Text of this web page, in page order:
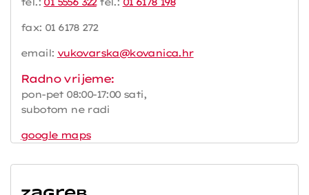
fax: 01 6178 272
email: vukovarska@kovanica.hr
Radno vrijeme:
pon-pet 08:00-17:00 sati,
subotom ne radi
google maps